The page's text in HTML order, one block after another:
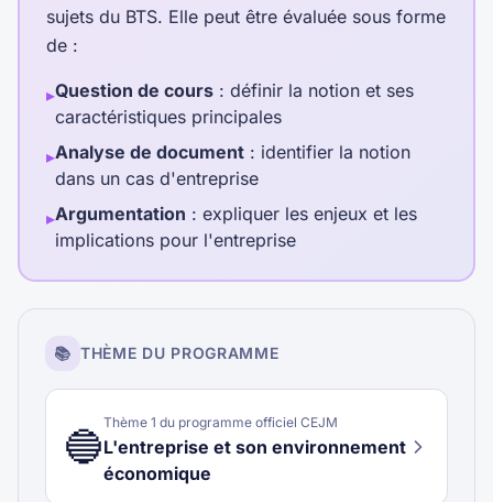
sujets du BTS. Elle peut être évaluée sous forme
de :
▸Question de cours : définir la notion et ses
caractéristiques principales
▸Analyse de document : identifier la notion
dans un cas d'entreprise
▸Argumentation : expliquer les enjeux et les
implications pour l'entreprise
📚 THÈME DU PROGRAMME
🔵
Thème 1 du programme officiel CEJM
L'entreprise et son environnement
économique